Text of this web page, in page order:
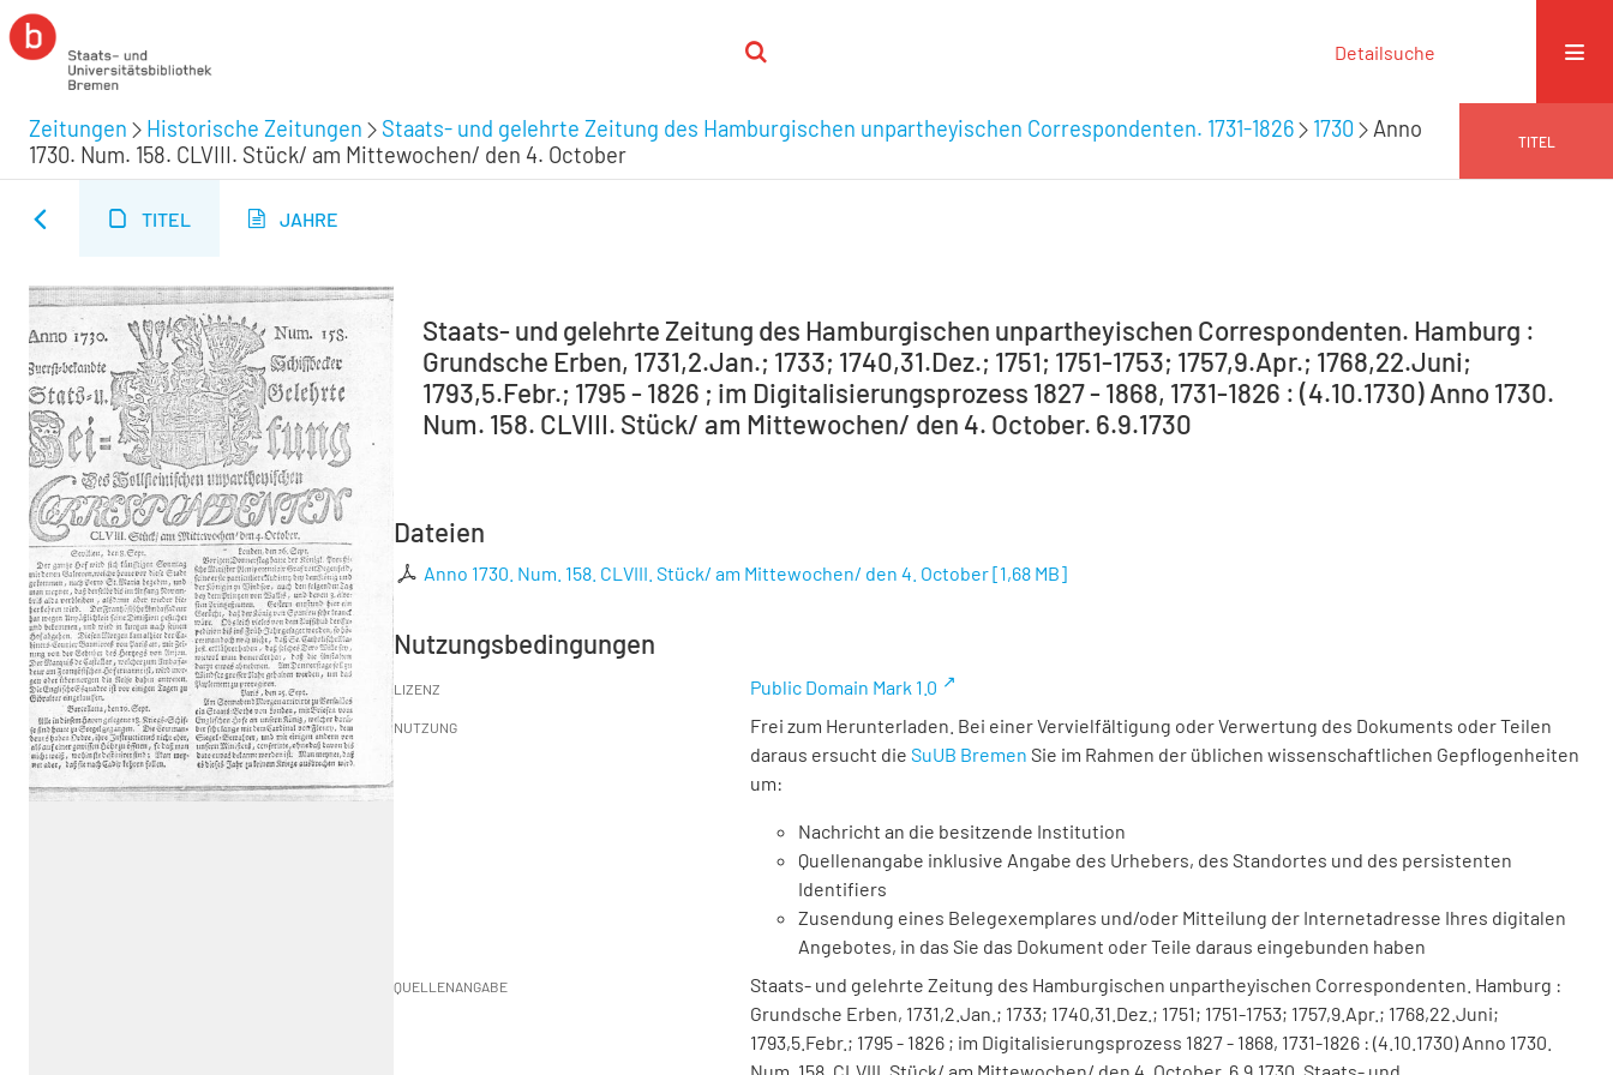
Detailsuche
Zeitungen Historische Zeitungen Staats- und gelehrte Zeitung des Hamburgischen unpartheyischen Correspondenten. 1731-1826 1730
Anno
1730. Num. 158. CLVIII. Stück/ am Mittewochen/ den 4. October
TITEL
TITEL JAHRE
Staats- und gelehrte Zeitung des Hamburgischen unpartheyischen Correspondenten. Hamburg :
Grundsche Erben, 1731,2.Jan.; 1733; 1740,31.Dez.; 1751; 1751-1753; 1757,9.Apr.; 1768,22.Juni;
1793,5.Febr.; 1795 - 1826 ; im Digitalisierungsprozess 1827 - 1868, 1731-1826 : (4.10.1730) Anno 1730.
Num. 158. CLVIII. Stück/ am Mittewochen/ den 4. October. 6.9.1730
Dateien
Anno 1730. Num. 158. CLVIII. Stück/ am Mittewochen/ den 4. October[1,68 MB]
Nutzungsbedingungen
LIZENZ Public Domain Mark 1.0
NUTZUNG
Frei zum Herunterladen. Bei einer Vervielfältigung oder Verwertung des Dokuments oder Teilen
daraus ersucht die SuUB Bremen Sie im Rahmen der üblichen wissenschaftlichen Gepflogenheiten
um:
Nachricht an die besitzende Institution
Quellenangabe inklusive Angabe des Urhebers, des Standortes und des persistenten
Identifiers
Zusendung eines Belegexemplares und/oder Mitteilung der Internetadresse Ihres digitalen
Angebotes, in das Sie das Dokument oder Teile daraus eingebunden haben
QUELLENANGABE
Staats- und gelehrte Zeitung des Hamburgischen unpartheyischen Correspondenten. Hamburg :
Grundsche Erben, 1731,2.Jan.; 1733; 1740,31.Dez.; 1751; 1751-1753; 1757,9.Apr.; 1768,22.Juni;
1793,5.Febr.; 1795 - 1826 ; im Digitalisierungsprozess 1827 - 1868, 1731-1826 : (4.10.1730) Anno 1730.